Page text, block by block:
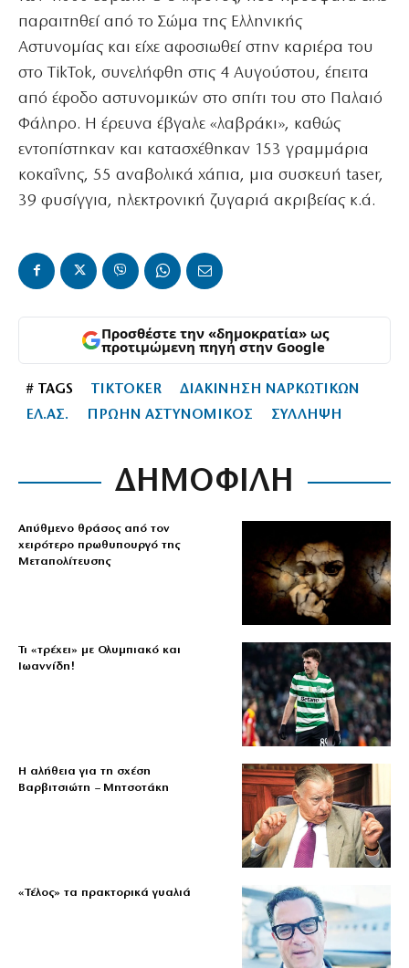
παραιτηθεί από το Σώμα της Ελληνικής
Αστυνομίας και είχε αφοσιωθεί στην καριέρα του
στο TikTok, συνελήφθη στις 4 Αυγούστου, έπειτα
από έφοδο αστυνομικών στο σπίτι του στο Παλαιό
Φάληρο. Η έρευνα έβγαλε «λαβράκι», καθώς
εντοπίστηκαν και κατασχέθηκαν 153 γραμμάρια
κοκαΐνης, 55 αναβολικά χάπια, μια συσκευή taser,
39 φυσίγγια, ηλεκτρονική ζυγαριά ακριβείας κ.ά.
Προσθέστε την «δημοκρατία» ως
προτιμώμενη πηγή στην Google
# TAGS TIKTOKER
ΔΙΑΚΙΝΗΣΗ ΝΑΡΚΩΤΙΚΩΝ
ΕΛ.ΑΣ.
ΠΡΩΗΝ ΑΣΤΥΝΟΜΙΚΟΣ ΣΥΛΛΗΨΗ
ΔΗΜΟΦΙΛΗ
Απύθμενο θράσος από τον
χειρότερο πρωθυπουργό της
Μεταπολίτευσης
Τι «τρέχει» με Ολυμπιακό και
Ιωαννίδη!
Η αλήθεια για τη σχέση
Βαρβιτσιώτη – Μητσοτάκη
«Τέλος» τα πρακτορικά γυαλιά